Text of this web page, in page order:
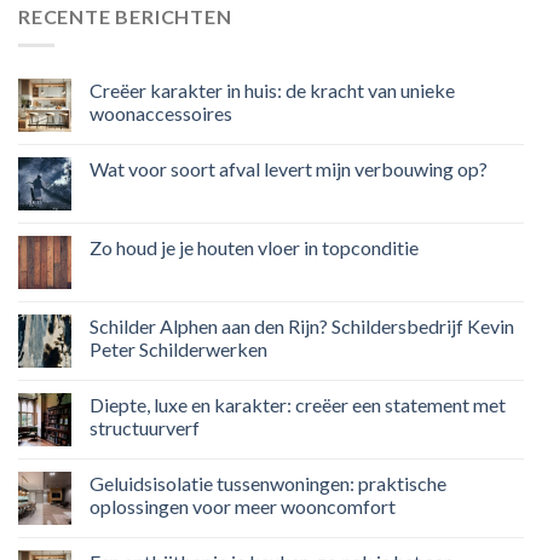
RECENTE BERICHTEN
Creëer karakter in huis: de kracht van unieke
woonaccessoires
Wat voor soort afval levert mijn verbouwing op?
Zo houd je je houten vloer in topconditie
Schilder Alphen aan den Rijn? Schildersbedrijf Kevin
Peter Schilderwerken
Diepte, luxe en karakter: creëer een statement met
structuurverf
Geluidsisolatie tussenwoningen: praktische
oplossingen voor meer wooncomfort